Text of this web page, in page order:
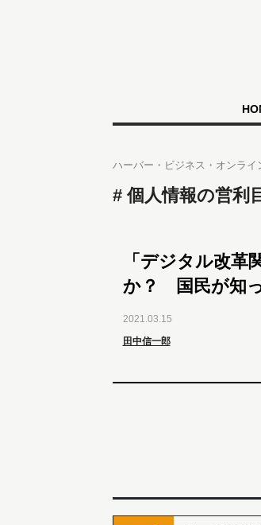
ハーバー・ビジネス・オンライ
個人情報の営利
「デジタル改革
か？ 国民が知
2021.03.15
田中信一郎